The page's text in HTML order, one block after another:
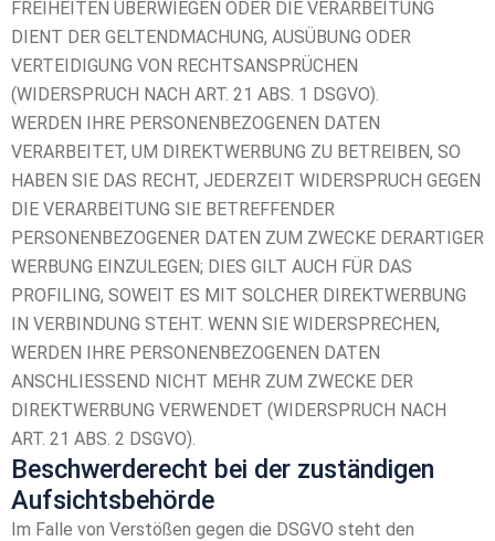
FREIHEITEN ÜBERWIEGEN ODER DIE VERARBEITUNG
DIENT DER GELTENDMACHUNG, AUSÜBUNG ODER
VERTEIDIGUNG VON RECHTSANSPRÜCHEN
(WIDERSPRUCH NACH ART. 21 ABS. 1 DSGVO).
WERDEN IHRE PERSONENBEZOGENEN DATEN
VERARBEITET, UM DIREKTWERBUNG ZU BETREIBEN, SO
HABEN SIE DAS RECHT, JEDERZEIT WIDERSPRUCH GEGEN
DIE VERARBEITUNG SIE BETREFFENDER
PERSONENBEZOGENER DATEN ZUM ZWECKE DERARTIGER
WERBUNG EINZULEGEN; DIES GILT AUCH FÜR DAS
PROFILING, SOWEIT ES MIT SOLCHER DIREKTWERBUNG
IN VERBINDUNG STEHT. WENN SIE WIDERSPRECHEN,
WERDEN IHRE PERSONENBEZOGENEN DATEN
ANSCHLIESSEND NICHT MEHR ZUM ZWECKE DER
DIREKTWERBUNG VERWENDET (WIDERSPRUCH NACH
ART. 21 ABS. 2 DSGVO).
Beschwerde­recht bei der zuständigen
Aufsichts­behörde
Im Falle von Verstößen gegen die DSGVO steht den